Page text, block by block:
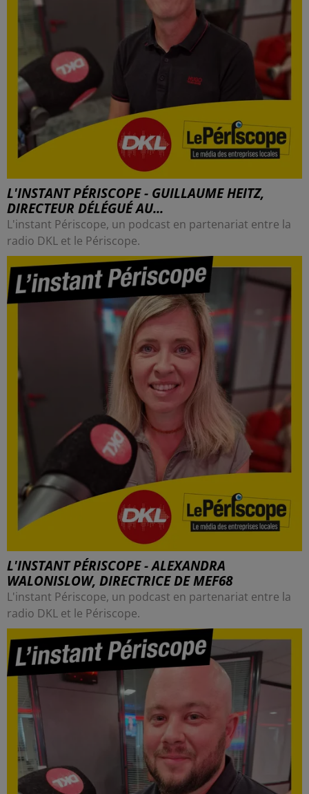
L'INSTANT PÉRISCOPE - GUILLAUME HEITZ,
DIRECTEUR DÉLÉGUÉ AU...
L'instant Périscope, un podcast en partenariat entre la
radio DKL et le Périscope.
L'INSTANT PÉRISCOPE - ALEXANDRA
WALONISLOW, DIRECTRICE DE MEF68
L'instant Périscope, un podcast en partenariat entre la
radio DKL et le Périscope.